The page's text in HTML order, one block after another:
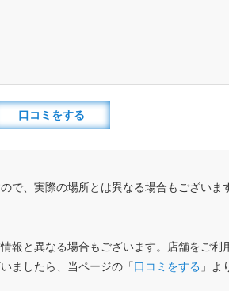
口コミをする
で、実際の場所とは異なる場合もございま
報と異なる場合もございます。店舗をご利
ましたら、当ページの「 口コミをする 」よ